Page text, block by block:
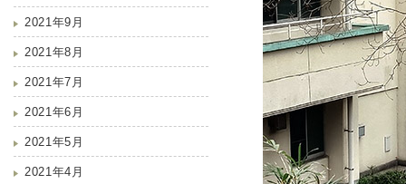
2021年9月
2021年8月
2021年7月
2021年6月
2021年5月
2021年4月